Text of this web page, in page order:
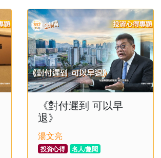
《對付遲到 可以早
退》
湯文亮
投資心得 名人/趣聞